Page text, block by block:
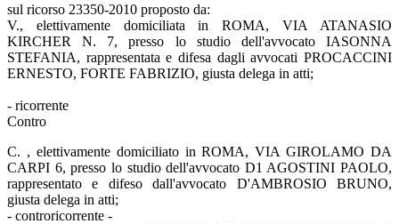
sul ricorso 23350-2010 proposto da:
V., elettivamente domiciliata in ROMA, VIA ATANASIO
KIRCHER N. 7, presso lo studio dell'avvocato IASONNA
STEFANIA, rappresentata e difesa dagli avvocati PROCACCINI
ERNESTO, FORTE FABRIZIO, giusta delega in atti;
- ricorrente
Contro
C. , elettivamente domiciliato in ROMA, VIA GIROLAMO DA
CARPI 6, presso lo studio dell'avvocato D1 AGOSTINI PAOLO,
rappresentato e difeso dall'avvocato D'AMBROSIO BRUNO,
giusta delega in atti;
- controricorrente -